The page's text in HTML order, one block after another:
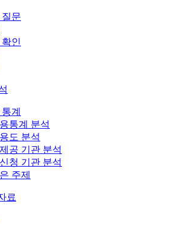
문
인
계
통계 분석
도 분석
공 기관 분석
청 기관 분석
주제
료